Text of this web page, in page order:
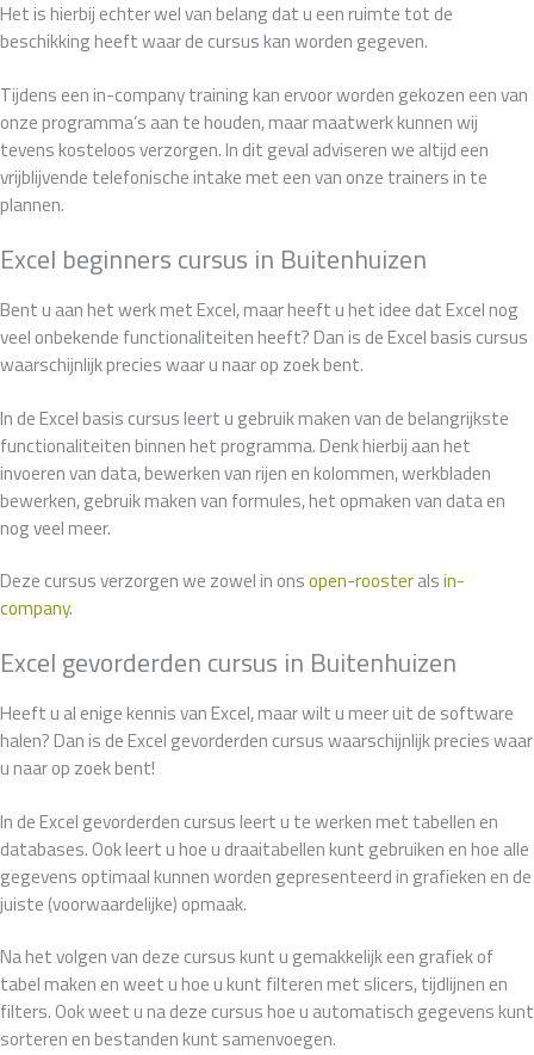
Het is hierbij echter wel van belang dat u een ruimte tot de
beschikking heeft waar de cursus kan worden gegeven.
Tijdens een in-company training kan ervoor worden gekozen een van
onze programma’s aan te houden, maar maatwerk kunnen wij
tevens kosteloos verzorgen. In dit geval adviseren we altijd een
vrijblijvende telefonische intake met een van onze trainers in te
plannen.
Excel beginners cursus in Buitenhuizen
Bent u aan het werk met Excel, maar heeft u het idee dat Excel nog
veel onbekende functionaliteiten heeft? Dan is de Excel basis cursus
waarschijnlijk precies waar u naar op zoek bent.
In de Excel basis cursus leert u gebruik maken van de belangrijkste
functionaliteiten binnen het programma. Denk hierbij aan het
invoeren van data, bewerken van rijen en kolommen, werkbladen
bewerken, gebruik maken van formules, het opmaken van data en
nog veel meer.
Deze cursus verzorgen we zowel in onsopen-roosteralsin-
company.
Excel gevorderden cursus in Buitenhuizen
Heeft u al enige kennis van Excel, maar wilt u meer uit de software
halen? Dan is de Excel gevorderden cursus waarschijnlijk precies waar
u naar op zoek bent!
In de Excel gevorderden cursus leert u te werken met tabellen en
databases. Ook leert u hoe u draaitabellen kunt gebruiken en hoe alle
gegevens optimaal kunnen worden gepresenteerd in grafieken en de
juiste (voorwaardelijke) opmaak.
Na het volgen van deze cursus kunt u gemakkelijk een grafiek of
tabel maken en weet u hoe u kunt filteren met slicers, tijdlijnen en
filters. Ook weet u na deze cursus hoe u automatisch gegevens kunt
sorteren en bestanden kunt samenvoegen.